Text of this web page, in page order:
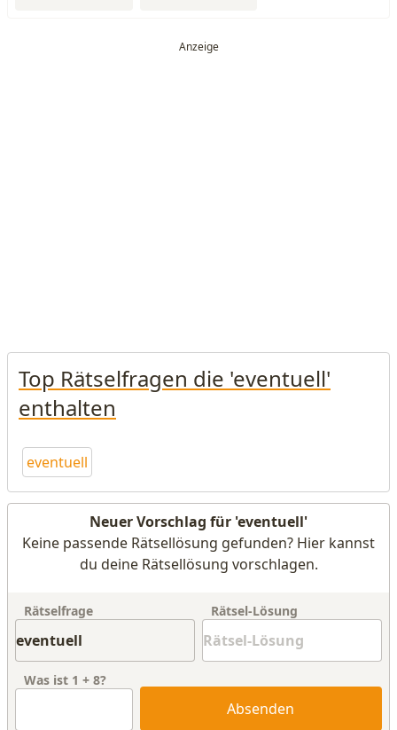
Top Rätselfragen die 'eventuell'
enthalten
eventuell
Neuer Vorschlag für 'eventuell'
Keine passende Rätsellösung gefunden? Hier kannst
du deine Rätsellösung vorschlagen.
Rätselfrage Rätsel-Lösung
Was ist 1 + 8?
Absenden